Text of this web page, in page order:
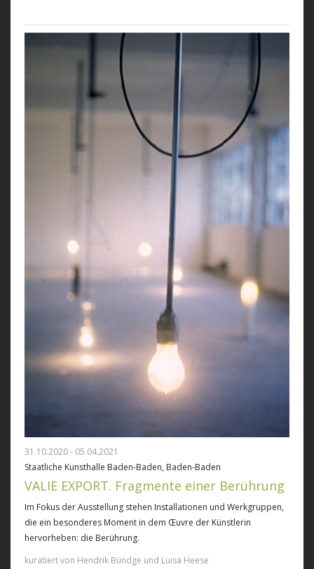
31.10.2020 - 05.04.2021
Staatliche Kunsthalle Baden-Baden, Baden-Baden
VALIE EXPORT. Fragmente einer Berührung
Im Fokus der Ausstellung stehen Installationen und Werkgruppen,
die ein besonderes Moment in dem Œuvre der Künstlerin
hervorheben: die Berührung.
kuratiert von Hendrik Bündge und Luisa Heese